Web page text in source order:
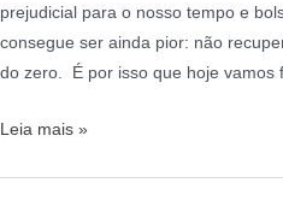
prejudicial para o nosso tempo e
consegue ser ainda pior: não
do zero. É por isso que hoje vamos
Leia mais »